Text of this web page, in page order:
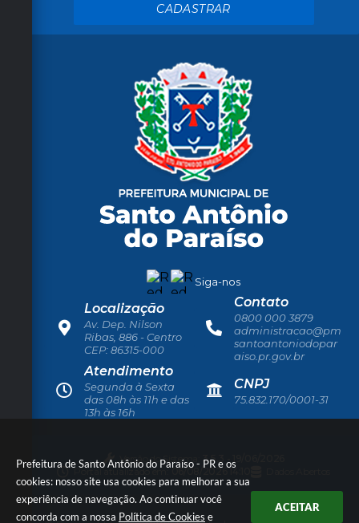
Prefeitura de Santo Antônio do Paraíso - PR e os
cookies: nosso site usa cookies para melhorar a sua
experiência de navegação. Ao continuar você
concorda com a nossa Política de Cookies e
ACEITAR
CADASTRAR
Siga-nos
Localização
Av. Dep. Nilson
Ribas, 886 - Centro
CEP: 86315-000
Contato
0800 000 3879
administracao@pm
santoantoniodopar
aiso.pr.gov.br
Atendimento
Segunda à Sexta
das 08h às 11h e das
13h às 16h
CNPJ
75.832.170/0001-31
Versão do Sistema:
3.5.3 - 19/06/2026
Portal atualizado em:06/08/2026 14:10